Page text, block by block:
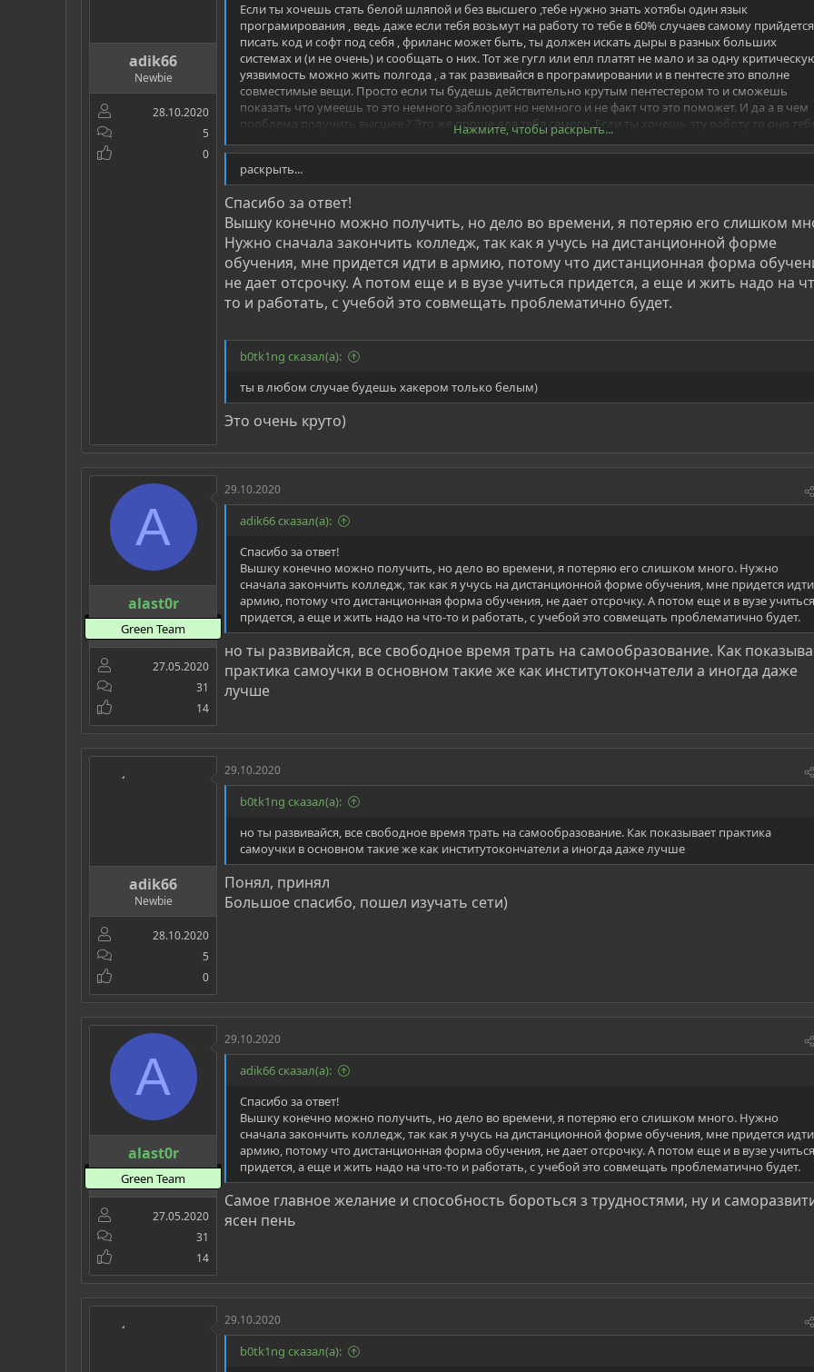
adik66
Newbie
28.10.2020
5
0
Если ты хочешь стать белой шляпой и без высшего ,тебе нужно знать хотябы один язык
програмирования , ведь даже если тебя возьмут на работу то тебе в 60% случаев самому прийдется
писать код и софт под себя , фриланс может быть, ты должен искать дыры в разных больших
системах и (и не очень) и сообщать о них. Тот же гугл или епл платят не мало и за одну
уязвимость можно жить полгода , а так развивайся в програмировании и в пентесте это вполне
совместимые вещи. Просто если ты будешь действительно крутым пентестером то и сможешь
показать что умеешь то это немного заблюрит но немного и не факт что это поможет. И да а в чем
проблема получить высшее ? Это же проще для тебя самого. Если ты хочешь эту работу то оно
необходимо ведь не одна серьезная организация не наймет тебя, а работать в МТС чинилой не оч
престижно
Нажмите, чтобы раскрыть...
раскрыть...
Спасибо за ответ!
Вышку конечно можно получить, но дело во времени, я потеряю его слишком
Нужно сначала закончить колледж, так как я учусь на дистанционной форме
обучения, мне придется идти в армию, потому что дистанционная форма
не дает отсрочку. А потом еще и в вузе учиться придется, а еще и жить надо на
то и работать, с учебой это совмещать проблематично будет.
b0tk1ng сказал(а):
ты в любом случае будешь хакером только белым)
Это очень круто)
A
alast0r
Green Team
27.05.2020
31
14
29.10.2020
adik66 сказал(а):
Спасибо за ответ!
Вышку конечно можно получить, но дело во времени, я потеряю его слишком много. Нужно
сначала закончить колледж, так как я учусь на дистанционной форме обучения, мне придется
армию, потому что дистанционная форма обучения, не дает отсрочку. А потом еще и в вузе учиться
придется, а еще и жить надо на что-то и работать, с учебой это совмещать проблематично будет.
но ты развивайся, все свободное время трать на самообразование. Как
практика самоучки в основном такие же как институтокончатели а иногда даже
лучше
adik66
Newbie
28.10.2020
5
0
29.10.2020
b0tk1ng сказал(а):
но ты развивайся, все свободное время трать на самообразование. Как показывает практика
самоучки в основном такие же как институтокончатели а иногда даже лучше
Понял, принял
Большое спасибо, пошел изучать сети)
A
alast0r
Green Team
27.05.2020
31
14
29.10.2020
adik66 сказал(а):
Спасибо за ответ!
Вышку конечно можно получить, но дело во времени, я потеряю его слишком много. Нужно
сначала закончить колледж, так как я учусь на дистанционной форме обучения, мне придется
армию, потому что дистанционная форма обучения, не дает отсрочку. А потом еще и в вузе учиться
придется, а еще и жить надо на что-то и работать, с учебой это совмещать проблематично будет.
Самое главное желание и способность бороться з трудностями, ну и
ясен пень
29.10.2020
b0tk1ng сказал(а):